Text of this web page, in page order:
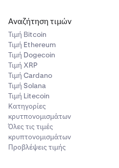
Αναζήτηση τιμών
Τιμή Βitcoin
Τιμή Ethereum
Τιμή Dogecoin
Τιμή XRP
Τιμή Cardano
Τιμή Solana
Τιμή Litecoin
Κατηγορίες
κρυτπονομισμάτων
Όλες τις τιμές
κρυπτονομισμάτων
Προβλέψεις τιμής